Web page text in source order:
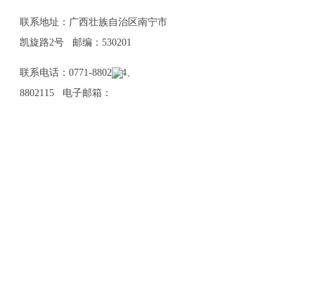
联系地址：广西壮族自治区南宁市
凯旋路2号 邮编：530201
联系电话：0771-8802114、
8802115 电子邮箱：